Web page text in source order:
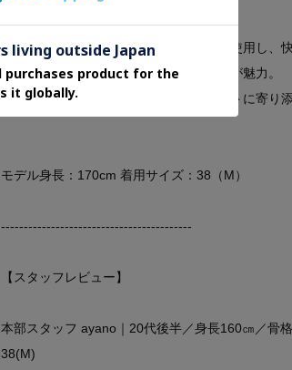
Fabric Point
程よいハリ感と柔らかな手触りの素材を使用し、
通気性も良く、季節を問わず着られるのが魅力。
安心感のある質感が毎日のコーディネートに寄り
モデル身長：170cm 着用サイズ：38（M）
------------------------------------------
【スタッフレビュー】
本部スタッフ ayano｜20代後半／身長160㎝／骨
38(M)